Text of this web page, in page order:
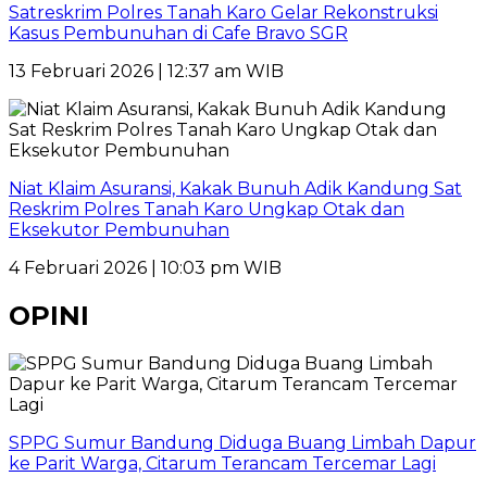
Satreskrim Polres Tanah Karo Gelar Rekonstruksi
Kasus Pembunuhan di Cafe Bravo SGR
13 Februari 2026 | 12:37 am WIB
Niat Klaim Asuransi, Kakak Bunuh Adik Kandung Sat
Reskrim Polres Tanah Karo Ungkap Otak dan
Eksekutor Pembunuhan
4 Februari 2026 | 10:03 pm WIB
OPINI
SPPG Sumur Bandung Diduga Buang Limbah Dapur
ke Parit Warga, Citarum Terancam Tercemar Lagi